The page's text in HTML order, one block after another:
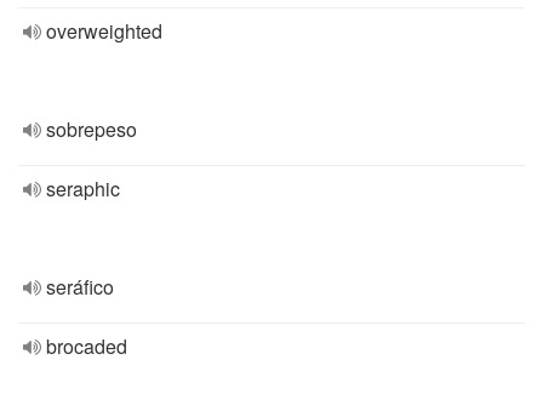
overweighted
sobrepeso
seraphic
seráfico
brocaded